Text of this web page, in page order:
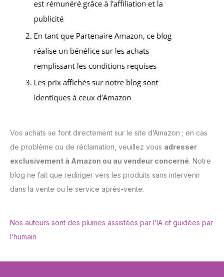
Vos achats se font directement sur le site d’Amazon ; en cas
de problème ou de réclamation, veuillez vous adresser
exclusivement à Amazon ou au vendeur concerné. Notre
blog ne fait que rediriger vers les produits sans intervenir
dans la vente ou le service après-vente.
Nos auteurs sont des plumes assistées par l’IA et guidées par
l’humain